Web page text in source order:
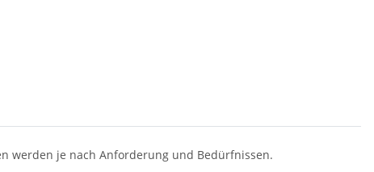
werden je nach Anforderung und Bedürfnissen.